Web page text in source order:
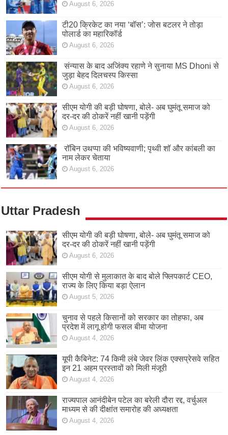
August 6, 2026
टी20 क्रिकेट का नया ‘बॉस’: जोस बटलर ने तोड़ा
पोलार्ड का महारिकॉर्ड
August 6, 2026
संन्यास के बाद अजिंक्‍य रहाणे ने सुनाया MS Dhoni से
जुड़ा बेहद दिलचस्प किस्सा
August 6, 2026
सीएम योगी की बड़ी घोषणा, बोले- अब घुमंतू समाज को
दर-दर की ठोकरें नहीं खानी पड़ेंगी
August 6, 2026
रॉबिन उथप्पा की भविष्यवाणी; पृथ्वी शॉ और कांबली का
नाम लेकर चेताया
August 6, 2026
Uttar Pradesh
सीएम योगी की बड़ी घोषणा, बोले- अब घुमंतू समाज को
दर-दर की ठोकरें नहीं खानी पड़ेंगी
August 6, 2026
सीएम योगी से मुलाकात के बाद बोले फ्लिपकार्ट CEO,
राज्य के लिए किया बड़ा ऐलान
August 5, 2026
चुनाव से पहले किसानों को सरकार का तोहफा, अब
प्रदेश में लागू होगी फसल बीमा योजना
August 4, 2026
यूपी कैबिनेट: 74 किमी लंबे जेवर लिंक एक्सप्रेसवे सहित
इन 21 अहम प्रस्तावों को मिली मंजूरी
August 4, 2026
राज्यपाल आनंदीबेन पटेल का बरेली दौरा रद्द, वर्चुअल
माध्यम से की दीक्षांत समारोह की अध्यक्षता
August 4, 2026